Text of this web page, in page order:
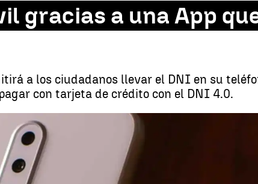
gracias a una App
a los ciudadanos llevar el DNI en su
con tarjeta de crédito con el DNI 4.0.